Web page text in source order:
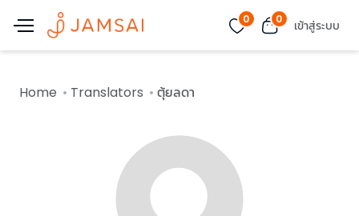
0 0 เข้าสู่ระบบ
Home Translators ตุ้ยลดา